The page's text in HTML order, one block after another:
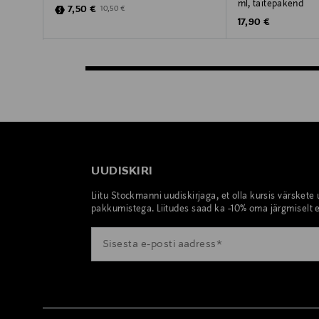
Discounted Price
7,50 € Original Price
10,50 €
ml, täitepakend
Original Price
17,90 €
UUDISKIRI
Liitu Stockmanni uudiskirjaga, et olla kursis värskete
pakkumistega. Liitudes saad ka -10% oma järgmiselt